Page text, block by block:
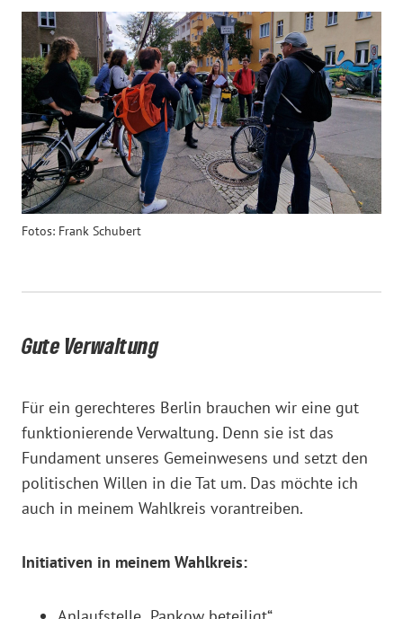
Fotos: Frank Schubert
Gute Verwaltung
Für ein gerechteres Berlin brauchen wir eine gut
funktionierende Verwaltung. Denn sie ist das
Fundament unseres Gemeinwesens und setzt den
politischen Willen in die Tat um. Das möchte ich
auch in meinem Wahlkreis vorantreiben.
Initiativen in meinem Wahlkreis: